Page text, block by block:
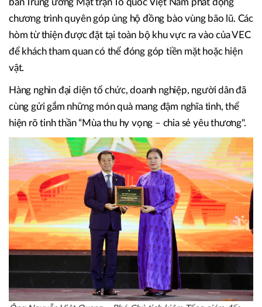
Hội chợ của lòng nhân ái
Song song với những con số ấn tượng, Hội chợ Mùa Thu
lần thứ nhất - 2025 đặc biệt ghi dấu bởi tinh thần sẻ chia.
Ngay trước lễ khai mạc, Ban Tổ chức đã phối hợp với Ủy
chương trình quyên góp ủng hộ đồng bào vùng bão lũ. Các
hòm từ thiện được đặt tại toàn bộ khu vực ra vào của VEC
để khách tham quan có thể đóng góp tiền mặt hoặc hiện
vật.
Hàng nghìn đại diện tổ chức, doanh nghiệp, người dân đã
cùng gửi gắm những món quà mang đậm nghĩa tình, thể
hiện rõ tinh thần “Mùa thu hy vọng – chia sẻ yêu thương".